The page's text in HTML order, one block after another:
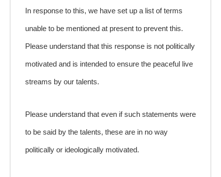
In response to this, we have set up a list of terms
unable to be mentioned at present to prevent this.
Please understand that this response is not politically
motivated and is intended to ensure the peaceful live
streams by our talents.
Please understand that even if such statements were
to be said by the talents, these are in no way
politically or ideologically motivated.